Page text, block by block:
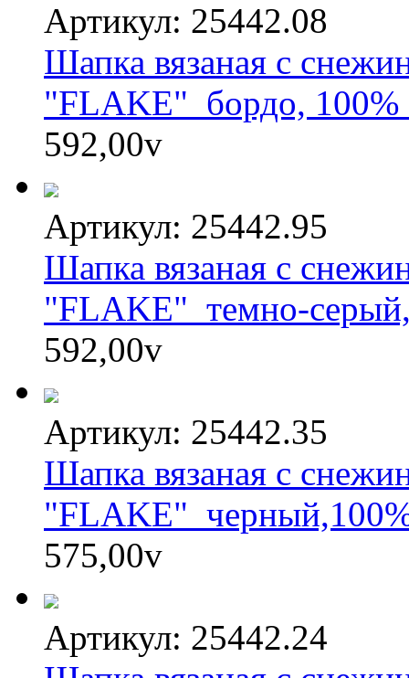
Артикул: 25442.08
Шапка вязаная с
"FLAKE"_бордо, 100%
592,00v
Артикул: 25442.95
Шапка вязаная с
"FLAKE"_темно-
592,00v
Артикул: 25442.35
Шапка вязаная с
575,00v
Артикул: 25442.24